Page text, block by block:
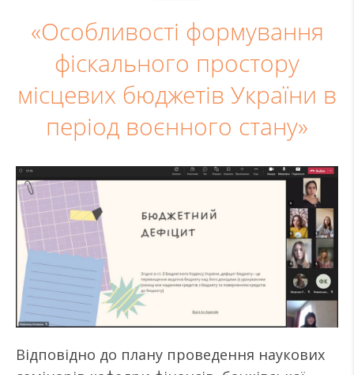
«Особливості формування
фіскального простору
місцевих бюджетів України в
період воєнного стану»
Відповідно до плану проведення наукових